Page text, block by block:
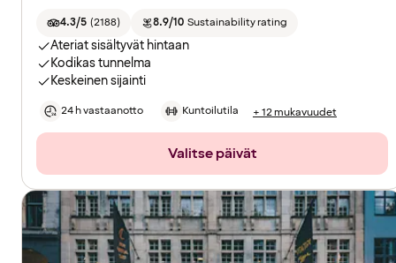
4.3/5 (2188) 8.9/10 Sustainability rating
Ateriat sisältyvät hintaan
Kodikas tunnelma
Keskeinen sijainti
24 h vastaanotto Kuntoilutila + 12 mukavuudet
Valitse päivät